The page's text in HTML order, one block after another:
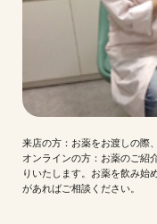
来店の方：お薬をお渡しの際
オンラインの方：お薬のご紹
りいたします。お薬を飲み始
があればご相談ください。